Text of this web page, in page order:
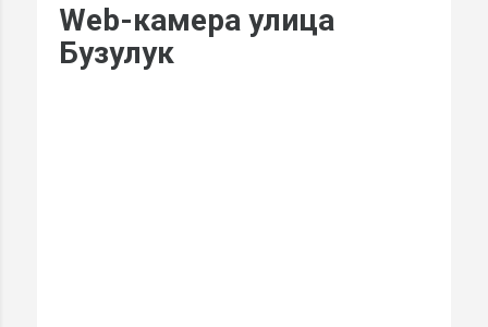
Web-камера улица
Бузулук